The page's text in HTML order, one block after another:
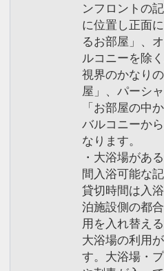
ンフロントの
に位置し正面
るお部屋」、
ルコニーを除
視界のかなり
屋」、パーシ
「お部屋の中
バルコニーか
なります。
・大浴場があ
間入浴可能な
貸切時間は入
泊施設側の都
用を入れ替え
大浴場の利用
す。大浴場・